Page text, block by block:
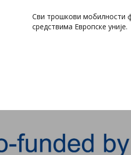
Сви трошкови мобилности
средствима Европске уније.